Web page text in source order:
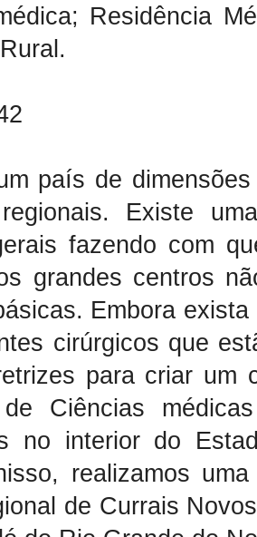
Residência
país de
Existe
fazendo com
grandes centros
Embora
cirúrgicos que
para criar um
de Ciências
no interior do
realizamos
de Currais